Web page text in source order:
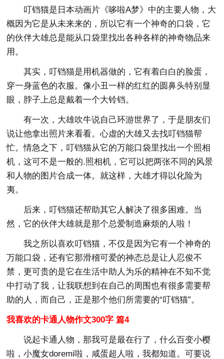
叮铛猫是日本动画片《哆啦A梦》中的主要人物，大
概因为它是从未来来的，所以它有一个神奇的口袋，它
的伙伴大雄总是能从口袋里找出各种各样的神奇物品来
用。
其实，叮铛猫是用机器做的，它有着白白的脸蛋，
穿一身蓝色的衣服。像小丑一样的红红的圆鼻头特别显
眼，脖子上总是戴着一个大铃铛。
有一次，大雄吹牛说自己环游世界了，于是朋友们
说让他拿出照片来看看。心虚的大雄又去找叮铛猫帮
忙。情急之下，叮铛猫从它的万能口袋里找出一个照相
机，这可不是一般的.照相机，它可以把两张不同的风景
和人物的图片合成一体。就这样，大雄才得以化险为
夷。
后来，叮铛猫还帮助其它人解决了很多困难。当
然，它的伙伴大雄就是那个总爱制造麻烦的人啦！
我之所以喜欢叮铛猫，不仅是因为它有一个神奇的
万能口袋，还有它那滑稽可爱的神态总是让人忍俊不
禁，更可贵的是它在生活中助人为乐的精神在不知不觉
中打动了我，让我联想到在自己的周围也有很多需要帮
助的人，而自己，正是那个他们所需要的“叮铛猫”。
我喜欢的卡通人物作文300字 篇4
说起卡通人物，那我可是最在行了，什么百变小樱
啦，小魔女doremi啦，咸蛋超人啦，我都知道。可要说